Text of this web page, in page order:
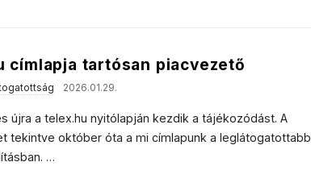
címlapja tartósan piacvezető
2026.01.29.
újra a telex.hu nyitólapján kezdik a tájékozódást. A
tekintve október óta a mi címlapunk a
…